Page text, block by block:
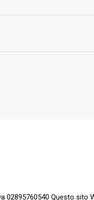
02895760540 Questo